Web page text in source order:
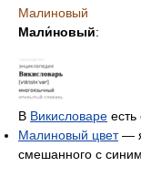
Малиновый
Мали́новый:
В Викисловаре есть
Малиновый цвет—
смешанного с